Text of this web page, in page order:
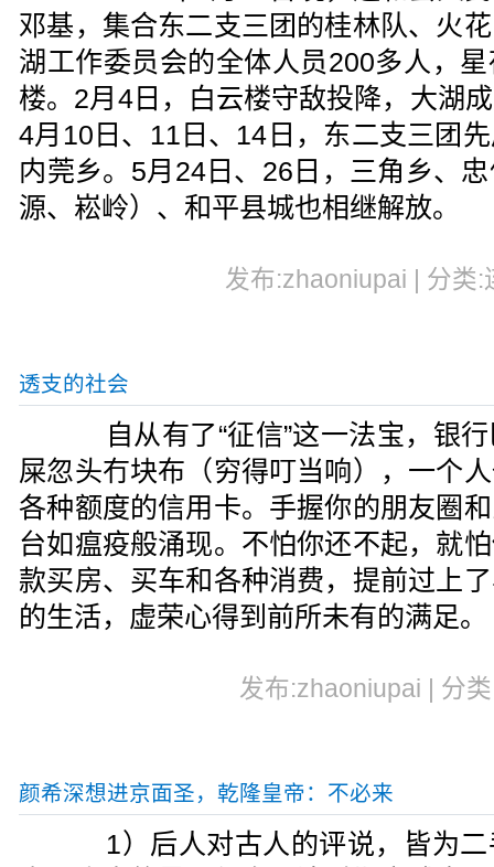
邓基，集合东二支三团的桂林队、火
湖工作委员会的全体人员200多人，
楼。2月4日，白云楼守敌投降，大湖
4月10日、11日、14日，东二支三团
内莞乡。5月24日、26日，三角乡、
源、崧岭）、和平县城也相继解放。
发布:zhaoniupai | 分类
透支的社会
自从有了“征信”这一法宝，银行
屎忽头冇块布（穷得叮当响），一个
各种额度的信用卡。手握你的朋友圈
台如瘟疫般涌现。不怕你还不起，就
款买房、买车和各种消费，提前过上
的生活，虚荣心得到前所未有的满足。
发布:zhaoniupai | 分
颜希深想进京面圣，乾隆皇帝：不必来
1）后人对古人的评说，皆为二